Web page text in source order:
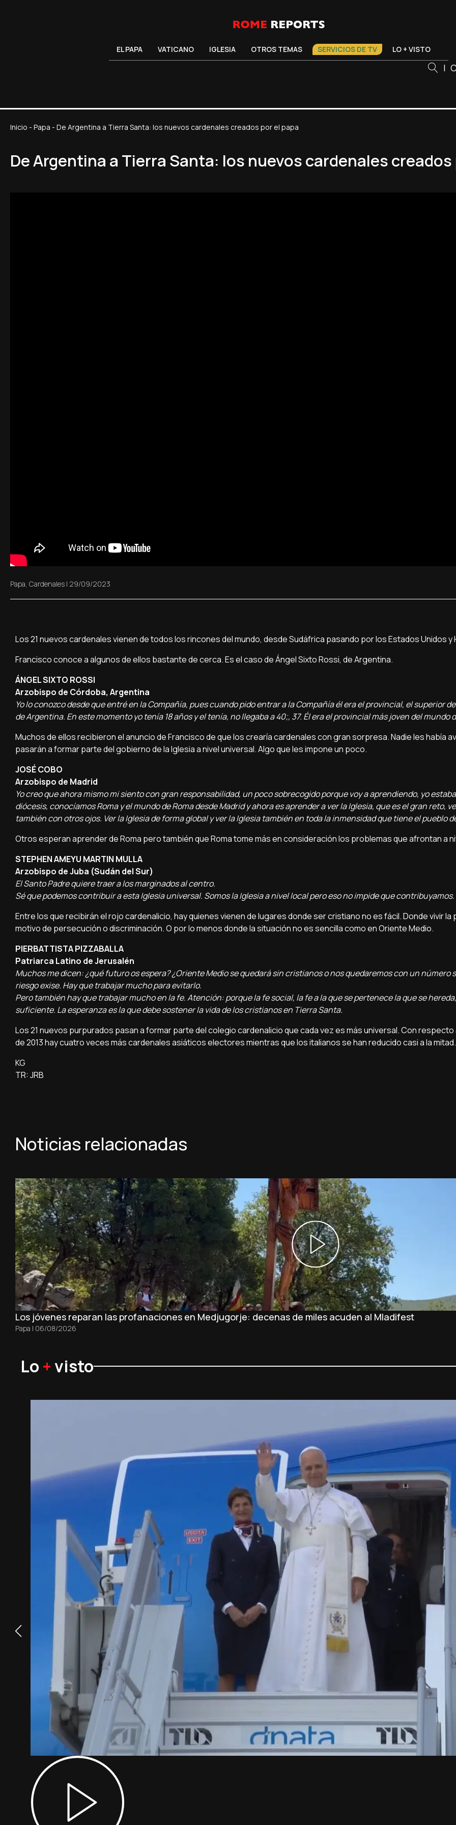
EL PAPA VATICANO IGLESIA OTROS TEMAS SERVICIOS DE TV LO + VISTO
|
Inicio - Papa - De Argentina a Tierra Santa: los nuevos cardenales creados por el papa
De Argentina a Tierra Santa: los nuevos cardenales creados
Papa Cardenales | 29/09/2023
Los 21 nuevos cardenales vienen de todos los rincones del mundo, desde Sudáfrica pasando por los Estados Unidos y
Francisco conoce a algunos de ellos bastante de cerca. Es el caso de Ángel Sixto Rossi, de Argentina.
ÁNGEL SIXTO ROSSI
Arzobispo de Córdoba, Argentina
Yo lo conozco desde que entré en la Compañía, pues cuando pido entrar a la Compañía él era el provincial, el superior
de Argentina. En este momento yo tenía 18 años y el tenía, no llegaba a 40;, 37. Él era el provincial más joven del mundo
Muchos de ellos recibieron el anuncio de Francisco de que los crearía cardenales con gran sorpresa. Nadie les había
pasarán a formar parte del gobierno de la Iglesia a nivel universal. Algo que les impone un poco.
JOSÉ COBO
Arzobispo de Madrid
Yo creo que ahora mismo mi siento con gran responsabilidad, un poco sobrecogido porque voy a aprendiendo, yo
diócesis, conocíamos Roma y el mundo de Roma desde Madrid y ahora es aprender a ver la Iglesia, que es el gran reto,
también con otros ojos. Ver la Iglesia de forma global y ver la Iglesia también en toda la inmensidad que tiene el pueblo
Otros esperan aprender de Roma pero también que Roma tome más en consideración los problemas que afrontan a
STEPHEN AMEYU MARTIN MULLA
Arzobispo de Juba (Sudán del Sur)
El Santo Padre quiere traer a los marginados al centro.
Sé que podemos contribuir a esta Iglesia universal. Somos la Iglesia a nivel local pero eso no impide que contribuyamos.
Entre los que recibirán el rojo cardenalicio, hay quienes vienen de lugares donde ser cristiano no es fácil. Donde vivir la
motivo de persecución o discriminación. O por lo menos donde la situación no es sencilla como en Oriente Medio.
PIERBATTISTA PIZZABALLA
Patriarca Latino de Jerusalén
Muchos me dicen: ¿qué futuro os espera? ¿Oriente Medio se quedará sin cristianos o nos quedaremos con un número
riesgo exise. Hay que trabajar mucho para evitarlo.
Pero también hay que trabajar mucho en la fe. Atención: porque la fe social, la fe a la que se pertenece la que se
suficiente. La esperanza es la que debe sostener la vida de los cristianos en Tierra Santa.
Los 21 nuevos purpurados pasan a formar parte del colegio cardenalicio que cada vez es más universal. Con respecto
de 2013 hay cuatro veces más cardenales asiáticos electores mientras que los italianos se han reducido casi a la mitad.
KG
TR: JRB
Noticias relacionadas
Los jóvenes reparan las profanaciones en Medjugorje: decenas de miles acuden al Mladifest
Papa | 06/08/2026
Lo +visto